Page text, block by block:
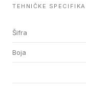
TEHNIČKE
Šifra
Boja